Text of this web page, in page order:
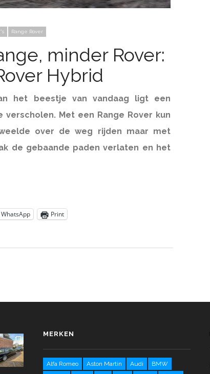
Range Rover
minder Rover:
Hybrid
het beestje van vandaag ligt een
verscholen. Met een Range Rover kun
over de weg rijden maar met
de gebaande paden verlaten en het
WhatsApp Print
MERKEN
Alfa Romeo Aston Martin Audi
BMW